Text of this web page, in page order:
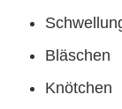
Bläschen
Knötchen